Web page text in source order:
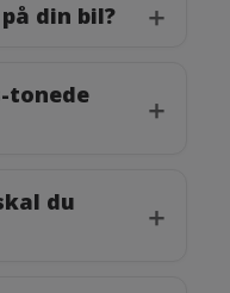
din bil?
tonede
du